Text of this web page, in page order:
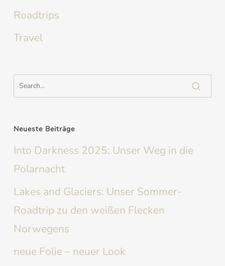
Roadtrips
Travel
Neueste Beiträge
Into Darkness 2025: Unser Weg in die
Polarnacht
Lakes and Glaciers: Unser Sommer-
Roadtrip zu den weißen Flecken
Norwegens
neue Folie – neuer Look